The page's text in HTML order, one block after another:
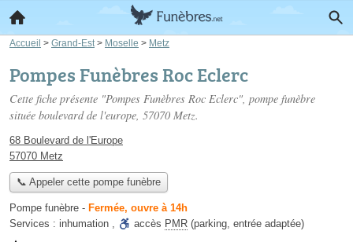
Accueil > Grand-Est > Moselle > Metz
Pompes Funèbres Roc Eclerc
Cette fiche présente "Pompes Funèbres Roc Eclerc", pompe funèbre
située boulevard de l'europe, 57070 Metz.
68 Boulevard de l'Europe
57070 Metz
📞 Appeler cette pompe funèbre
Pompe funèbre - Fermée, ouvre à 14h
Services : inhumation , accès PMR (parking, entrée adaptée)